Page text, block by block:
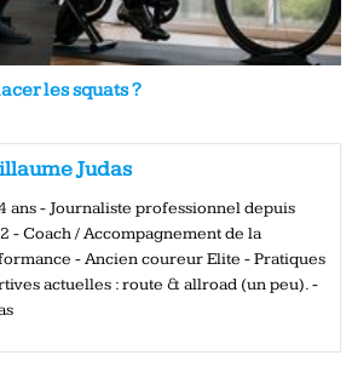
les squats ?
Judas
ans - Journaliste professionnel depuis
- Coach / Accompagnement de la
- Ancien coureur Elite - Pratiques
actuelles : route & allroad (un peu). -